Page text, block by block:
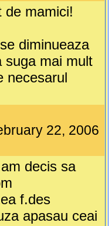
de mamici!
diminueaza
suga mai mult
necesarul
22, 2006
decis sa
f.des
apasau ceai